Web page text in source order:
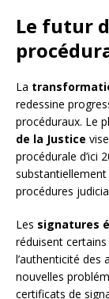
Le futur
La
redessine
procéduraux. Le
de la Justice
procédurale d’ici
substantiellement
procédures
Les signatures
réduisent
l’authenticité des
nouvelles
certificats de